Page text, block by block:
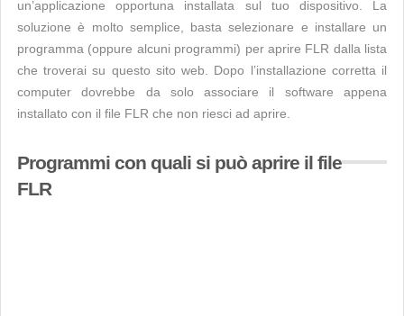
un’applicazione opportuna installata sul tuo dispositivo. La
soluzione è molto semplice, basta selezionare e installare un
programma (oppure alcuni programmi) per aprire FLR dalla lista
che troverai su questo sito web. Dopo l’installazione corretta il
computer dovrebbe da solo associare il software appena
installato con il file FLR che non riesci ad aprire.
Programmi con quali si può aprire il file
FLR